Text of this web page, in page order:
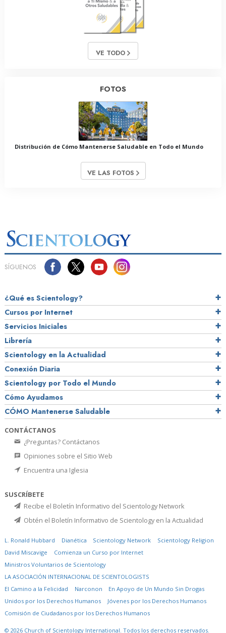
VE TODO
FOTOS
Distribución de Cómo Mantenerse Saludable en Todo el Mundo
VE LAS FOTOS
SÍGUENOS
¿Qué es Scientology?
Cursos por Internet
Servicios Iniciales
Librería
Scientology en la Actualidad
Conexión Diaria
Scientology por Todo el Mundo
Cómo Ayudamos
CÓMO Mantenerse Saludable
CONTÁCTANOS
¿Preguntas? Contáctanos
Opiniones sobre el Sitio Web
Encuentra una Iglesia
SUSCRÍBETE
Recibe el Boletín Informativo del Scientology Network
Obtén el Boletín Informativo de Scientology en la Actualidad
L. Ronald Hubbard Dianética Scientology Network
Scientology Religion
David Miscavige
Comienza un Curso por Internet
Ministros Voluntarios de Scientology
LA ASOCIACIÓN INTERNACIONAL DE SCIENTOLOGISTS
El Camino a la Felicidad
Narconon
En Apoyo de Un Mundo Sin Drogas
Unidos por los Derechos Humanos
Jóvenes por los Derechos Humanos
Comisión de Ciudadanos por los Derechos Humanos
© 2026 Church of Scientology International. Todos los derechos reservados.